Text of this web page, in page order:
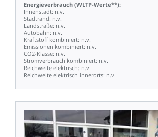
Energieverbrauch (WLTP-Werte**):
Innenstadt: n.v.
Stadtrand: n.v.
Landstraße: n.v.
Autobahn: n.v.
Kraftstoff kombiniert: n.v.
Emissionen kombiniert: n.v.
CO2-Klasse: n.v.
Stromverbrauch kombiniert: n.v.
Reichweite elektrisch: n.v.
Reichweite elektrisch innerorts: n.v.